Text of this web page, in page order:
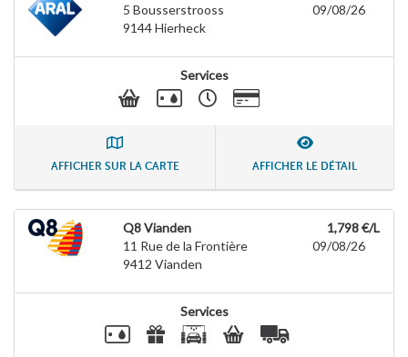
5 Bousserstrooss
9144Hierheck
09/08/26
Services
AFFICHER SUR LA CARTE AFFICHER LE DÉTAIL
Q8 Vianden
11 Rue de la Frontière
9412 Vianden
1,798 €/L
09/08/26
Services